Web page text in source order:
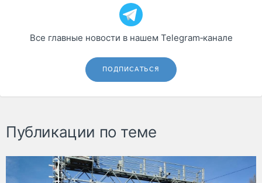
Все главные новости в нашем Telegram‑канале
ПОДПИСАТЬСЯ
Публикации по теме